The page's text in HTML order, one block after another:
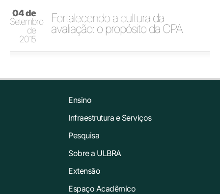
04 de
Setembro
de
2015
Fortalecendo a cultura da
avaliação: o propósito da CPA
Ensino
Infraestrutura e Serviços
Pesquisa
Sobre a ULBRA
Extensão
Espaço Acadêmico